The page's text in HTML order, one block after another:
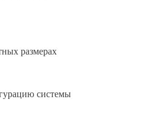
размерах
системы